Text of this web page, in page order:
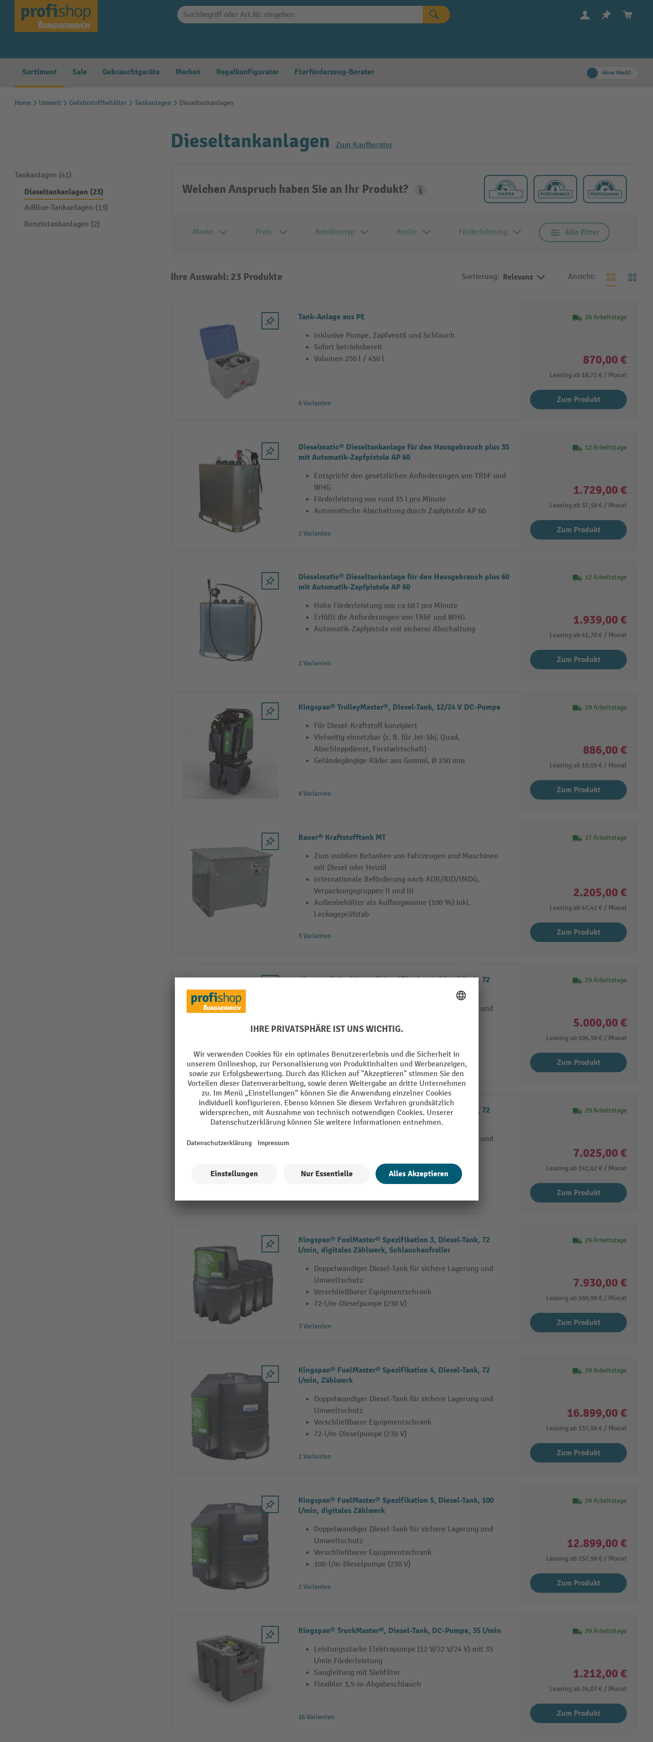
Zur Hauptnavigation springen
Sortiment Sale Gebrauchtgeräte Marken Regalkonfigurator Flurförderzeug-Berater ohne MwSt.
Home Umwelt Gefahrstoffbehälter Tankanlagen Dieseltankanlagen
Tankanlagen (41)
Dieseltankanlagen (23)
AdBlue-Tankanlagen (13)
Benzintankanlagen (2)
Dieseltankanlagen Zum Kaufberater
Welchen Anspruch haben Sie an Ihr Produkt?
Marke Preis Behältertyp Breite Förderleistung Alle Filter
Ihre Auswahl: 23 Produkte Sortierung: Relevanz Ansicht:
Tank-Anlage aus PE
Inklusive Pumpe, Zapfventil und Schlauch
Sofort betriebsbereit
Volumen 250 l / 450 l
6 Varianten
20 Arbeitstage
870,00 €
Leasing ab 18,72 € / Monat
Zum Produkt
Dieselmatic® Dieseltankanlage für den Hausgebrauch plus 35
mit Automatik-Zapfpistole AP 60
Entspricht den gesetzlichen Anforderungen von TRbF und
WHG
Förderleistung von rund 35 l pro Minute
Automatische Abschaltung durch Zapfpistole AP 60
2 Varianten
12 Arbeitstage
1.729,00 €
Leasing ab 37,18 € / Monat
Zum Produkt
Dieselmatic® Dieseltankanlage für den Hausgebrauch plus 60
mit Automatik-Zapfpistole AP 60
Hohe Förderleistung von ca 60 l pro Minute
Erfüllt die Anforderungen von TRbF und WHG
Automatik-Zapfpistole mit sicherer Abschaltung
2 Varianten
12 Arbeitstage
1.939,00 €
Leasing ab 41,70 € / Monat
Zum Produkt
Kingspan® TrolleyMaster®, Diesel-Tank, 12/24 V DC-Pumpe
Für Diesel-Kraftstoff konzipiert
Vielseitig einsetzbar (z. B. für Jet-Ski, Quad,
Abschleppdienst, Forstwirtschaft)
Geländegängige Räder aus Gummi, Ø 250 mm
8 Varianten
29 Arbeitstage
886,00 €
Leasing ab 19,05 € / Monat
Zum Produkt
Bauer® Kraftstofftank MT
Zum mobilen Betanken von Fahrzeugen und Maschinen
mit Diesel oder Heizöl
Internationale Beförderung nach ADR/RID/IMDG,
Verpackungsgruppen II und III
Außenbehälter als Auffangwanne (100 %) inkl.
Leckageprüfstab
3 Varianten
27 Arbeitstage
2.205,00 €
Leasing ab 47,42 € / Monat
Zum Produkt
Kingspan® FuelMaster® Spezifikation 1, Diesel-Tank, 72
Doppelwandiger Diesel-Tank für sichere Lagerung und
Verschließbarer Equipmentschrank
3 Varianten
29 Arbeitstage
5.000,00 €
Leasing ab 104,50 € / Monat
Zum Produkt
Kingspan® FuelMaster® Spezifikation 2, Diesel-Tank, 72
l/min, digitales Zählwerk
Doppelwandiger Diesel-Tank für sichere Lagerung und
Verschließbarer Equipmentschrank
72-l/m-Dieselpumpe (230 V)
29 Arbeitstage
7.025,00 €
Leasing ab 142,62 € / Monat
Zum Produkt
Kingspan® FuelMaster® Spezifikation 3, Diesel-Tank, 72
l/min, digitales Zählwerk, Schlauchaufroller
Doppelwandiger Diesel-Tank für sichere Lagerung und
Umweltschutz
Verschließbarer Equipmentschrank
72-l/m-Dieselpumpe (230 V)
3 Varianten
29 Arbeitstage
7.930,00 €
Leasing ab 160,98 € / Monat
Zum Produkt
Kingspan® FuelMaster® Spezifikation 4, Diesel-Tank, 72
l/min, Zählwerk
Doppelwandiger Diesel-Tank für sichere Lagerung und
Umweltschutz
Verschließbarer Equipmentschrank
72-l/m-Dieselpumpe (230 V)
2 Varianten
29 Arbeitstage
16.899,00 €
Leasing ab 337,98 € / Monat
Zum Produkt
Kingspan® FuelMaster® Spezifikation 5, Diesel-Tank, 100
l/min, digitales Zählwerk
Doppelwandiger Diesel-Tank für sichere Lagerung und
Umweltschutz
Verschließbarer Equipmentschrank
100-l/m-Dieselpumpe (230 V)
2 Varianten
29 Arbeitstage
12.899,00 €
Leasing ab 257,98 € / Monat
Zum Produkt
Kingspan® TruckMaster®, Diesel-Tank, DC-Pumpe, 35 l/min
Leistungsstarke Elektropumpe (12 V/22 V/24 V) mit 35
l/min Förderleistung
Saugleitung mit Siebfilter
Flexibler 3,5-m-Abgabeschlauch
16 Varianten
29 Arbeitstage
1.212,00 €
Leasing ab 26,07 € / Monat
Zum Produkt